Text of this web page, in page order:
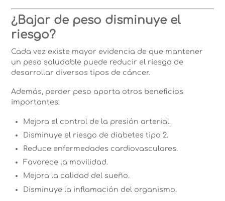
¿Bajar de peso disminuye el
riesgo?
Cada vez existe mayor evidencia de que mantener
un peso saludable puede reducir el riesgo de
desarrollar diversos tipos de cáncer.
Además, perder peso aporta otros beneficios
importantes:
Mejora el control de la presión arterial.
Disminuye el riesgo de diabetes tipo 2.
Reduce enfermedades cardiovasculares.
Favorece la movilidad.
Mejora la calidad del sueño.
Disminuye la inflamación del organismo.